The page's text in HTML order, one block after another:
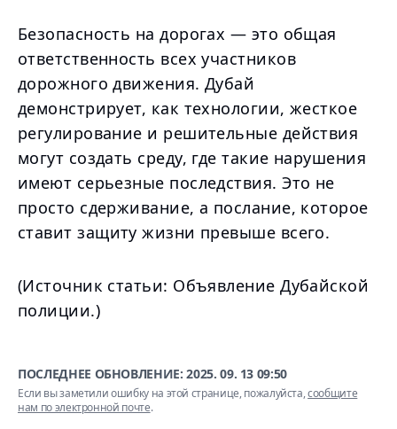
Безопасность на дорогах — это общая
ответственность всех участников
дорожного движения. Дубай
демонстрирует, как технологии, жесткое
регулирование и решительные действия
могут создать среду, где такие нарушения
имеют серьезные последствия. Это не
просто сдерживание, а послание, которое
ставит защиту жизни превыше всего.
(Источник статьи: Объявление Дубайской
полиции.)
ПОСЛЕДНЕЕ ОБНОВЛЕНИЕ:2025. 09. 13 09:50
Если вы заметили ошибку на этой странице, пожалуйста,сообщите
нам по электронной почте.